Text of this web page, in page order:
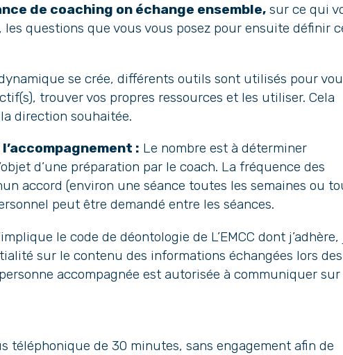
de coaching on échange ensemble, sur ce qui
questions que vous vous posez pour ensuite définir
se crée, différents outils sont utilisés pour
trouver vos propres ressources et les utiliser. Cela
direction souhaitée.
: Le nombre est à déterminer
d’une préparation par le coach. La fréquence des
accord (environ une séance toutes les semaines ou
peut être demandé entre les séances.
le code de déontologie de L’EMCC dont j’adhère,
sur le contenu des informations échangées lors des
accompagnée est autorisée à communiquer sur
téléphonique de 30 minutes, sans engagement afin de